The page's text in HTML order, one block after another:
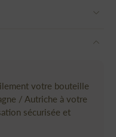
votre bouteille
/ Autriche à votre
sécurisée et